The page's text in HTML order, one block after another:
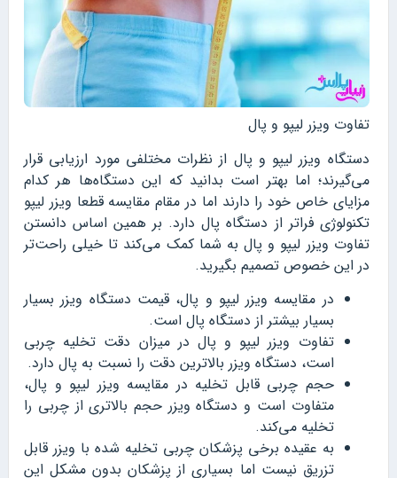
تفاوت ویزر لیپو و پال
دستگاه ویزر لیپو و پال از نظرات مختلفی مورد ارزیابی قرار
می‌گیرند؛ اما بهتر است بدانید که این دستگاه‌ها هر کدام
مزایای خاص خود را دارند اما در مقام مقایسه قطعا ویزر لیپو
تکنولوژی فراتر از دستگاه پال دارد. بر همین اساس دانستن
تفاوت ویزر لیپو و پال به شما کمک می‌کند تا خیلی راحت‌تر
در این خصوص تصمیم بگیرید.
در مقایسه ویزر لیپو و پال، قیمت دستگاه ویزر بسیار
بسیار بیشتر از دستگاه پال است.
تفاوت ویزر لیپو و پال در میزان دقت تخلیه چربی
است، دستگاه ویزر بالاترین دقت را نسبت به پال دارد.
حجم چربی قابل تخلیه در مقایسه ویزر لیپو و پال،
متفاوت است و دستگاه ویزر حجم بالاتری از چربی را
تخلیه می‌کند.
به عقیده برخی پزشکان چربی تخلیه شده با ویزر قابل
تزریق نیست اما بسیاری از پزشکان بدون مشکل این